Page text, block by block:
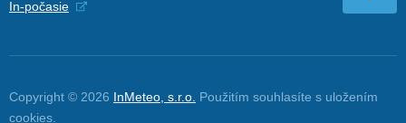
In-počasie
Copyright © 2026 InMeteo, s.r.o. Použitím souhlasíte s uložením
cookies